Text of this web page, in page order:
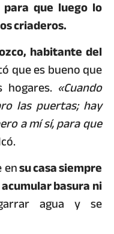
que luego lo
criaderos.
habitante del
que es bueno que
«Cuando
las puertas; hay
a mí sí, para que
su casa siempre
basura ni
agua y se